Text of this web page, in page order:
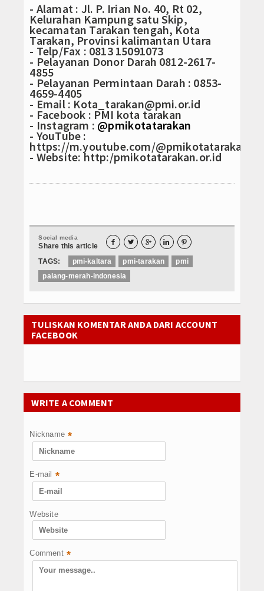
- Alamat : Jl. P. Irian No. 40, Rt 02,
Kelurahan Kampung satu Skip,
kecamatan Tarakan tengah, Kota
Tarakan, Provinsi kalimantan Utara
- Telp/Fax : 0813 15091073
- Pelayanan Donor Darah 0812-2617-
4855
- Pelayanan Permintaan Darah : 0853-
4659-4405
- Email : Kota_tarakan@pmi.or.id
- Facebook : PMI kota tarakan
- Instagram : @pmikotatarakan
- YouTube :
https://m.youtube.com/
- Website: http:/pmikotatarakan.or.id
Social media
Share this article     
TAGS: pmi-kaltara pmi-tarakan
pmi
palang-merah-indonesia
TULISKAN KOMENTAR ANDA DARI ACCOUNT
FACEBOOK
WRITE A COMMENT
Nickname *
E-mail *
Website
Comment *